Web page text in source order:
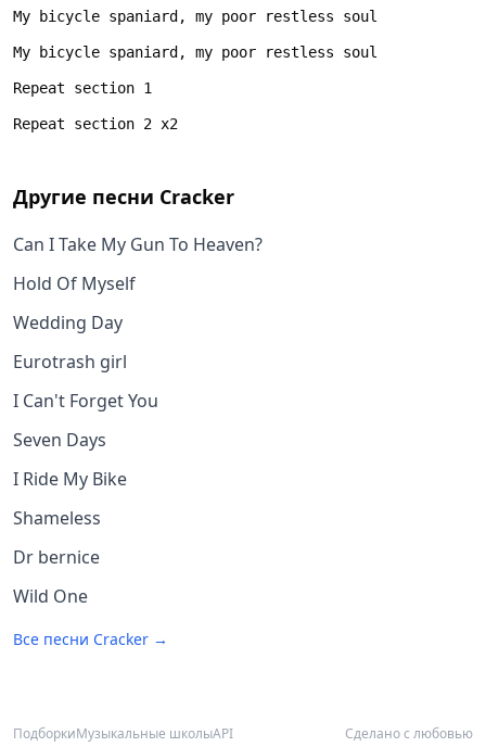
Другие песни Cracker
Can I Take My Gun To Heaven?
Hold Of Myself
Wedding Day
Eurotrash girl
I Can't Forget You
Seven Days
I Ride My Bike
Shameless
Dr bernice
Wild One
Все песни Cracker →
ПодборкиМузыкальные школыAPI Сделано с любовью